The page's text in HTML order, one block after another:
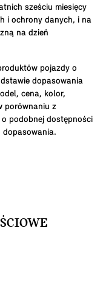
sześciu miesięcy
i ochrony danych, i na
na dzień
pojazdy o
dopasowania
cena, kolor,
porównaniu z
podobnej dostępności
dopasowania.